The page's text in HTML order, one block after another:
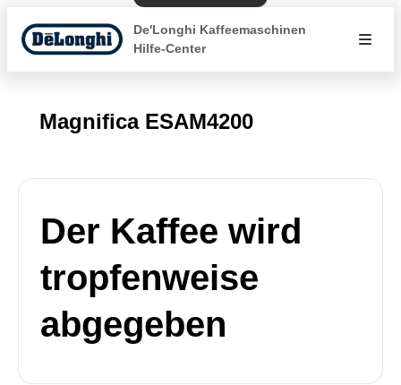
De'Longhi Kaffeemaschinen
Hilfe-Center
Magnifica ESAM4200
Der Kaffee wird
tropfenweise
abgegeben